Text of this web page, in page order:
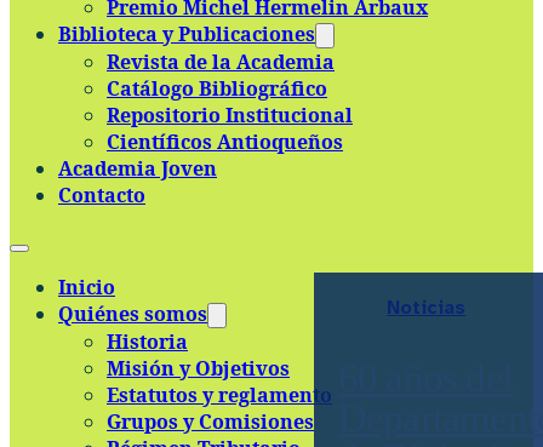
Skip to main contentSkip to footer
Premio Michel Hermelin Arbaux
Biblioteca y Publicaciones
Revista de la Academia
Catálogo Bibliográfico
Repositorio Institucional
Científicos Antioqueños
Academia Joven
Contacto
Inicio
Quiénes somos
Historia
Misión y Objetivos
Estatutos y reglamento
Grupos y Comisiones
Noticias